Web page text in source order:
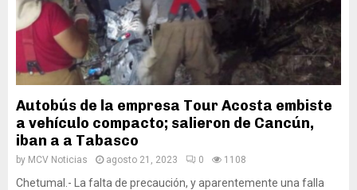
Autobús de la empresa Tour Acosta embiste
a vehículo compacto; salieron de Cancún,
iban a a Tabasco
by MCV Noticias agosto 21, 2023 0 1108
Chetumal.- La falta de precaución, y aparentemente una falla